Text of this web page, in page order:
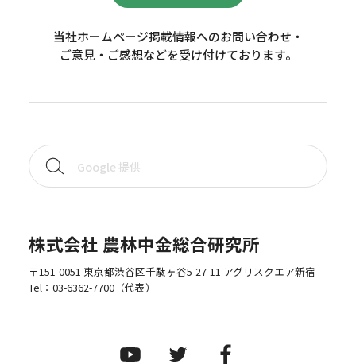
当社ホームページ掲載情報へのお問い合わせ・
ご意見・ご感想などを受け付けております。
株式会社 農林中金総合研究所
〒151-0051 東京都渋谷区千駄ヶ谷5-27-11 アグリスクエア新宿
Tel： 03-6362-7700（代表）